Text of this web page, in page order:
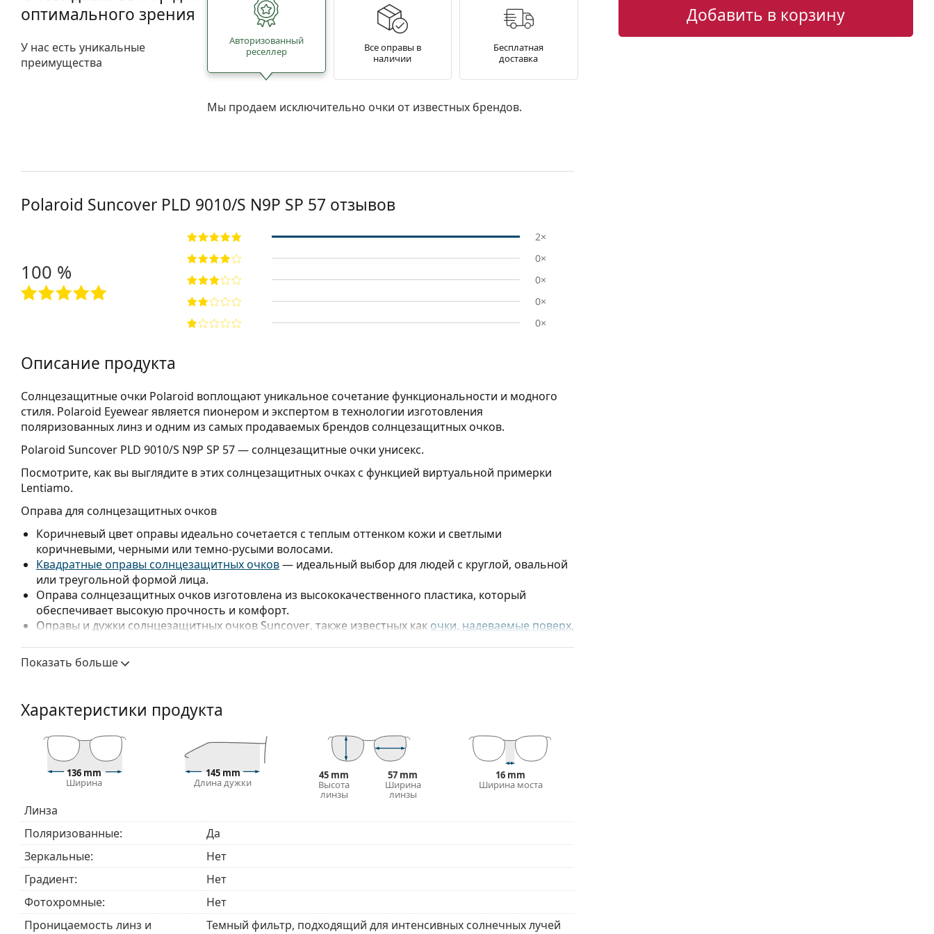
Добавить в корзину
оптимального зрения
У нас есть уникальные
преимущества
Авторизованный
реселлер
Все оправы в
наличии
Бесплатная
доставка
Мы продаем исключительно очки от известных брендов.
Polaroid Suncover PLD 9010/S N9P SP 57 отзывов
100 %
2×
0×
0×
0×
0×
Описание продукта
Солнцезащитные очки Polaroid воплощают уникальное сочетание функциональности и модного
стиля. Polaroid Eyewear является пионером и экспертом в технологии изготовления
поляризованных линз и одним из самых продаваемых брендов солнцезащитных очков.
Polaroid Suncover PLD 9010/S N9P SP 57— солнцезащитные очки унисекс.
Посмотрите, как вы выглядите в этих солнцезащитных очках с функцией виртуальной примерки
Lentiamo.
Оправа для солнцезащитных очков
Коричневый цвет оправы идеально сочетается с теплым оттенком кожи и светлыми
коричневыми, черными или темно-русыми волосами.
Квадратные оправы солнцезащитных очков— идеальный выбор для людей с круглой, овальной
или треугольной формой лица.
Оправа солнцезащитных очков изготовлена из высококачественного пластика, который
обеспечивает высокую прочность и комфорт.
Оправы и дужки солнцезащитных очков Suncover, также известных как очки, надеваемые поверх,
корригирующих очков. Они работают так же, как обычные солнцезащитные очки, а ваши
корригирующие очки легко скрываются за ними. Вам больше не нужно выбирать между
в любых ситуациях, будь то вождение автомобиля или мотоцикла, прогулка или отдых на пляже.
Показать больше
Характеристики продукта
136 mm
Ширина
145 mm
Длина дужки
45 mm
Высота
линзы
57 mm
Ширина
линзы
16 mm
Ширина моста
Линза
Поляризованные:
Да
Зеркальные:
Нет
Градиент:
Нет
Фотохромные:
Нет
Проницаемость линз и
Темный фильтр, подходящий для интенсивных солнечных лучей